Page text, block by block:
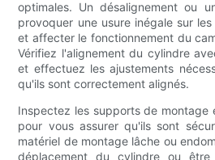
optimales. Un désalignement ou
provoquer une usure inégale sur
et affecter le fonctionnement du
Vérifiez l'alignement du cylindre
et effectuez les ajustements
qu'ils sont correctement alignés.
Inspectez les supports de montage
pour vous assurer qu'ils sont
matériel de montage lâche ou
déplacement du cylindre ou